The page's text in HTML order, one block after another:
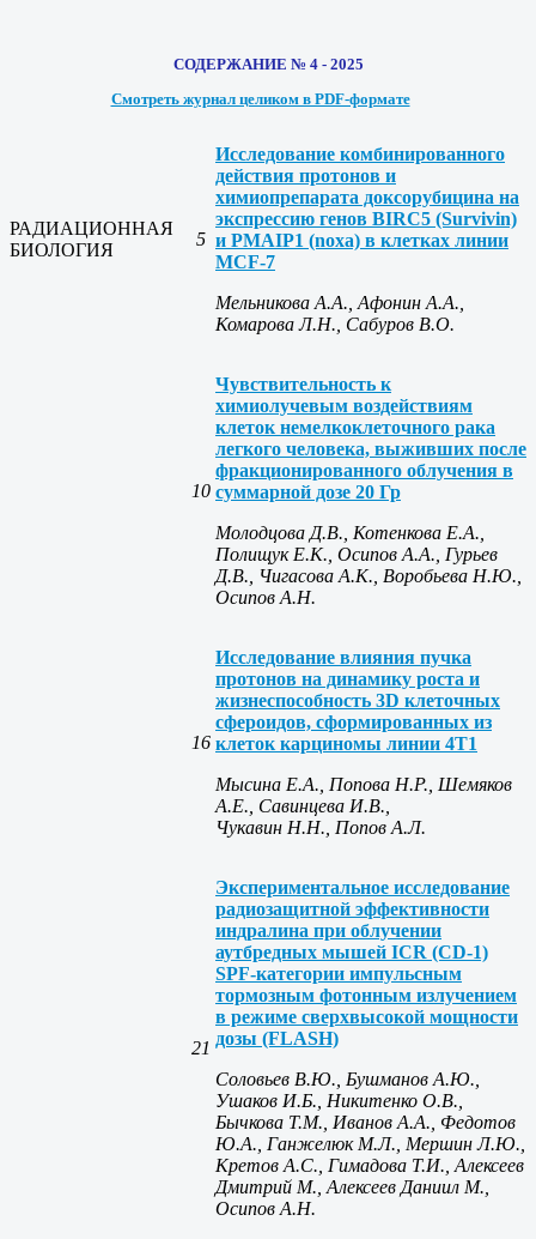
СОДЕРЖАНИЕ № 4 - 2025
Смотреть журнал целиком в PDF-формате
РАДИАЦИОННАЯ
БИОЛОГИЯ
5
Исследование комбинированного
действия протонов и
химиопрепарата доксорубицина на
экспрессию генов BIRC5 (Survivin)
и PMAIP1 (noxa) в клетках линии
MCF-7
Мельникова А.А., Афонин А.А.,
Комарова Л.Н., Сабуров В.О.
10
Чувствительность к
химиолучевым воздействиям
клеток немелкоклеточного рака
легкого человека, выживших после
фракционированного облучения в
суммарной дозе 20 Гр
Молодцова Д.В., Котенкова Е.А.,
Полищук Е.К., Осипов А.А., Гурьев
Д.В., Чигасова А.К., Воробьева Н.Ю.,
Осипов А.Н.
16
Исследование влияния пучка
протонов на динамику роста и
жизнеспособность 3D клеточных
сфероидов, сформированных из
клеток карциномы линии 4Т1
Мысина Е.А., Попова Н.Р., Шемяков
А.Е., Савинцева И.В.,
Чукавин Н.Н., Попов А.Л.
21
Экспериментальное исследование
радиозащитной эффективности
индралина при облучении
аутбредных мышей ICR (CD-1)
SPF-категории импульсным
тормозным фотонным излучением
в режиме сверхвысокой мощности
дозы (FLASH)
Соловьев В.Ю., Бушманов А.Ю.,
Ушаков И.Б., Никитенко О.В.,
Бычкова T.M., Иванов А.А., Федотов
Ю.А., Ганжелюк М.Л., Мершин Л.Ю.,
Кретов А.С., Гимадова Т.И., Алексеев
Дмитрий М., Алексеев Даниил М.,
Осипов А.Н.